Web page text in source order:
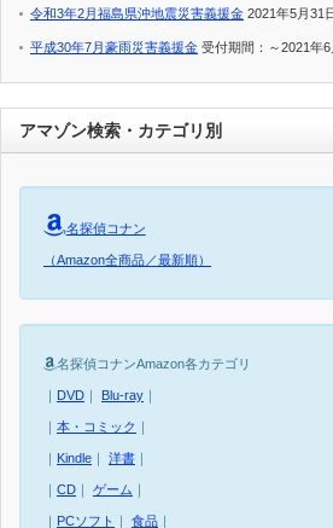
令和3年2月福島県沖地震災害義援金 2021年5月31
平成30年7月豪雨災害義援金 受付期間：～2021年6
アマゾン検索・カテゴリ別
名探偵コナン
（Amazon全商品／最新順）
名探偵コナンAmazon各カテゴリ
｜ DVD ｜ Blu-ray ｜
｜ 本・コミック ｜
｜ Kindle ｜ 洋書 ｜
｜ CD ｜ ゲーム ｜
｜ PCソフト ｜ 食品 ｜